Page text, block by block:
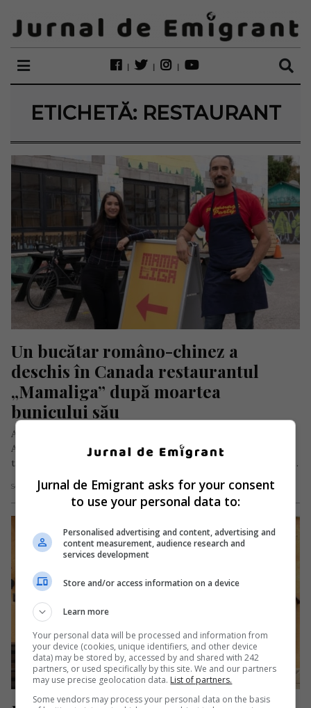
ETICHETĂ: RESTAURANT
Un bucătar româno-chinez a
deschis în Canada restaurantul
„Mamaliga” după moartea
bunicului său
Acest articol, povestit la persoana întâi, este experiența
Angelinei King, reporter româno-chinez la celebra
televiziune CBC (Canadian Broadcasting Corporation). N-am…
Scris de Redacția Jurnal de Emigrant - joi, 2 decembrie 2021
Jurnal de Emigrant asks for your consent
to use your personal data to:
Personalised advertising and content, advertising and
content measurement, audience research and
services development
Store and/or access information on a device
Learn more
Your personal data will be processed and information from
your device (cookies, unique identifiers, and other device
data) may be stored by, accessed by and shared with 242
partners, or used specifically by this site. We and our partners
may use precise geolocation data. List of partners.
Some vendors may process your personal data on the basis